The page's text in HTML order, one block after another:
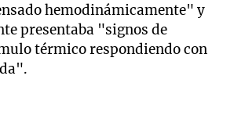
hemodinámicamente" y
presentaba "signos de
térmico respondiendo con